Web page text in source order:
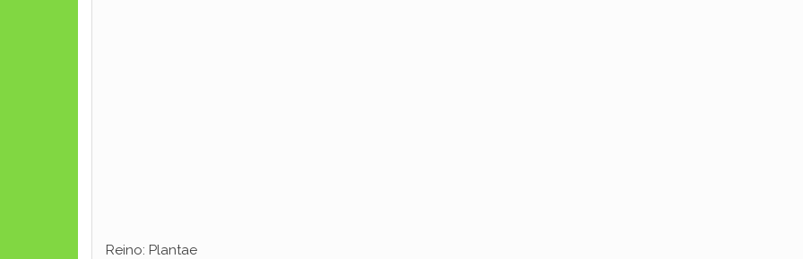
Reino: Plantae